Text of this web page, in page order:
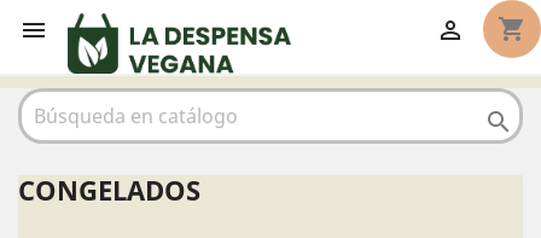
 shopping_cart


CONGELADOS